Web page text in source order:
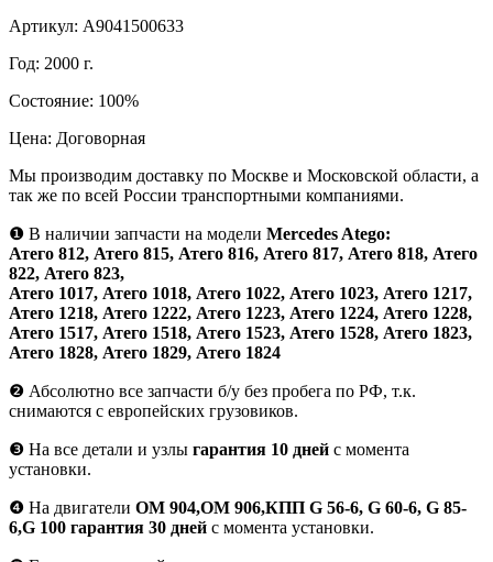
Артикул: А9041500633
Год: 2000 г.
Состояние: 100%
Цена: Договорная
Мы производим доставку по Москве и Московской области, а
так же по всей России транспортными компаниями.
❶ В наличии запчасти на модели Mercedes Atego:
Атего 812, Атего 815, Атего 816, Атего 817, Атего 818, Атего
822, Атего 823,
Атего 1017, Атего 1018, Атего 1022, Атего 1023, Атего 1217,
Атего 1218, Атего 1222, Атего 1223, Атего 1224, Атего 1228,
Атего 1517, Атего 1518, Атего 1523, Атего 1528, Атего 1823,
Атего 1828, Атего 1829, Атего 1824
❷ Абсолютно все запчасти б/у без пробега по РФ, т.к.
снимаются с европейских грузовиков.
❸ На все детали и узлы гарантия 10 дней с момента
установки.
❹ На двигатели ОМ 904,ОМ 906,КПП G 56-6, G 60-6, G 85-
6,G 100 гарантия 30 дней с момента установки.